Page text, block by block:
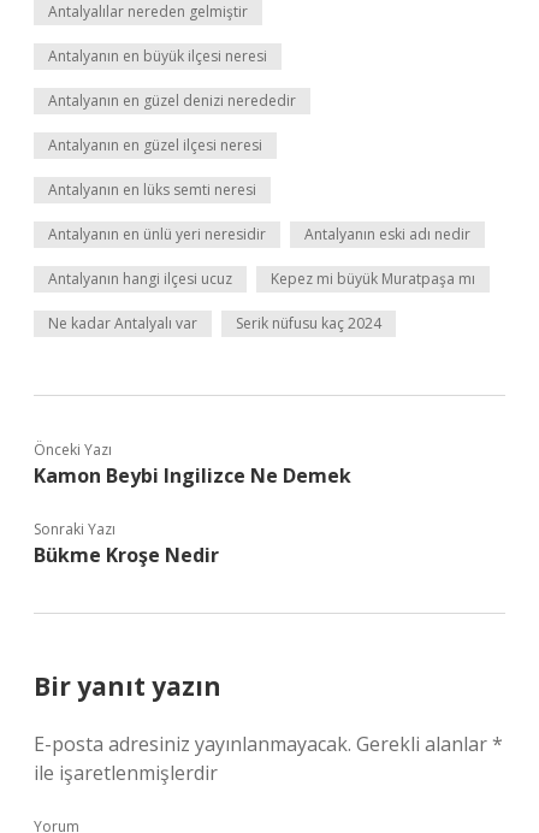
Antalyalılar nereden gelmiştir
Antalyanın en büyük ilçesi neresi
Antalyanın en güzel denizi nerededir
Antalyanın en güzel ilçesi neresi
Antalyanın en lüks semti neresi
Antalyanın en ünlü yeri neresidir Antalyanın eski adı nedir
Antalyanın hangi ilçesi ucuz Kepez mi büyük Muratpaşa mı
Ne kadar Antalyalı var Serik nüfusu kaç 2024
Önceki Yazı
Kamon Beybi Ingilizce Ne Demek
Sonraki Yazı
Bükme Kroşe Nedir
Bir yanıt yazın
E-posta adresiniz yayınlanmayacak. Gerekli alanlar*
ile işaretlenmişlerdir
Yorum